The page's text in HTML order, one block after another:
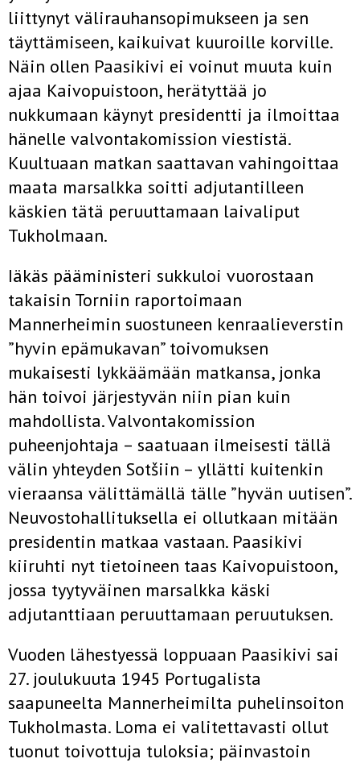
liittynyt välirauhansopimukseen ja sen
täyttämiseen, kaikuivat kuuroille korville.
Näin ollen Paasikivi ei voinut muuta kuin
ajaa Kaivopuistoon, herätyttää jo
nukkumaan käynyt presidentti ja ilmoittaa
hänelle valvontakomission viestistä.
Kuultuaan matkan saattavan vahingoittaa
maata marsalkka soitti adjutantilleen
käskien tätä peruuttamaan laivaliput
Tukholmaan.
Iäkäs pääministeri sukkuloi vuorostaan
takaisin Torniin raportoimaan
Mannerheimin suostuneen kenraalieverstin
”hyvin epämukavan” toivomuksen
mukaisesti lykkäämään matkansa, jonka
hän toivoi järjestyvän niin pian kuin
mahdollista. Valvontakomission
puheenjohtaja – saatuaan ilmeisesti tällä
välin yhteyden Sotšiin – yllätti kuitenkin
vieraansa välittämällä tälle ”hyvän uutisen”.
Neuvostohallituksella ei ollutkaan mitään
presidentin matkaa vastaan. Paasikivi
kiiruhti nyt tietoineen taas Kaivopuistoon,
jossa tyytyväinen marsalkka käski
adjutanttiaan peruuttamaan peruutuksen.
Vuoden lähestyessä loppuaan Paasikivi sai
27. joulukuuta 1945 Portugalista
saapuneelta Mannerheimilta puhelinsoiton
Tukholmasta. Loma ei valitettavasti ollut
tuonut toivottuja tuloksia; päinvastoin